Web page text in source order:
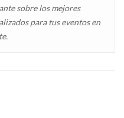
sobre los mejores
para tus eventos en